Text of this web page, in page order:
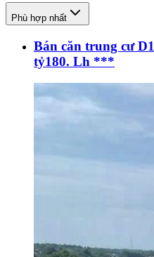
Phù hợp nhất
Bán căn trung cư
tỷ180. Lh ***